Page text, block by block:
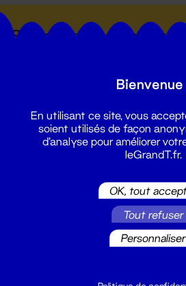
Suivez toutes les
Bienvenue
En utilisant ce site, vous
soient utilisés de façon
d'analyse pour améliorer
leGrandT.fr.
OK, tout
Tout refuser
Personnaliser